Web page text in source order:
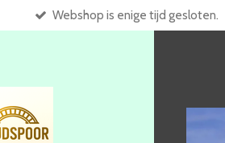
Webshop is enige tijd gesloten.